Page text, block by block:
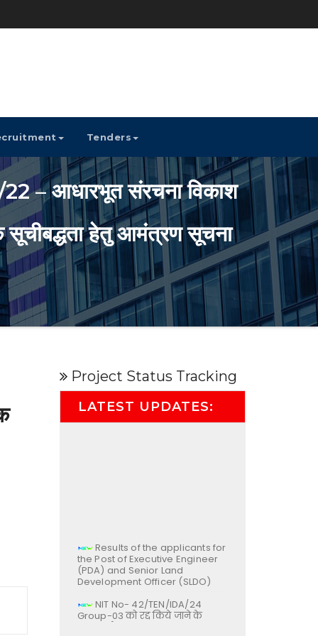
Tenders
आधारभूत संरचना विकाश
हेतु आमंत्रण सूचना
Project Status Tracking
LATEST UPDATES:
the Post of Executive Engineer
(PDA) and Senior Land
Development Officer (SLDO)
Group-03 को रद्द किये जाने के
सम्बन्ध में |